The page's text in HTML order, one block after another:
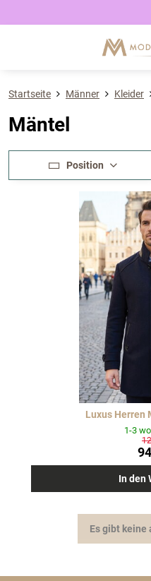
Startseite Männer Kleider
Mäntel
Position
Luxus Herren
1-3
In den
Es gibt keine